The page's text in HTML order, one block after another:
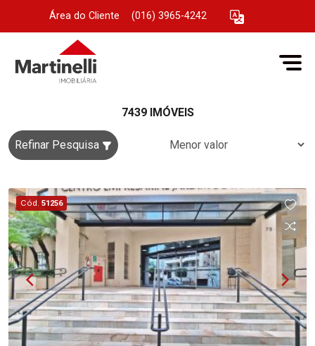
Área do Cliente (016) 3965-4242
7439 IMÓVEIS
Refinar Pesquisa
Cód. 51256